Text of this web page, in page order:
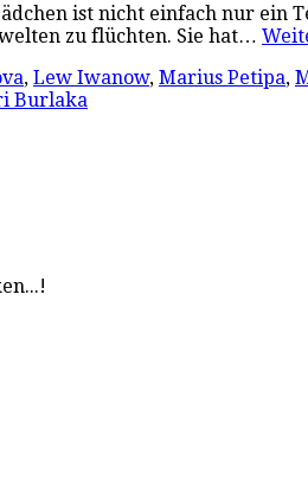
ist nicht einfach nur
zu flüchten. Sie hat…
, Lew Iwanow, Marius Petipa,
Burlaka